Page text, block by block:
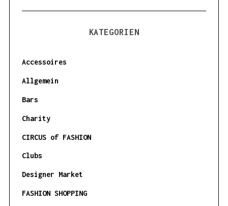
KATEGORIEN
Accessoires
Allgemein
Bars
Charity
CIRCUS of FASHION
Clubs
Designer Market
FASHION SHOPPING